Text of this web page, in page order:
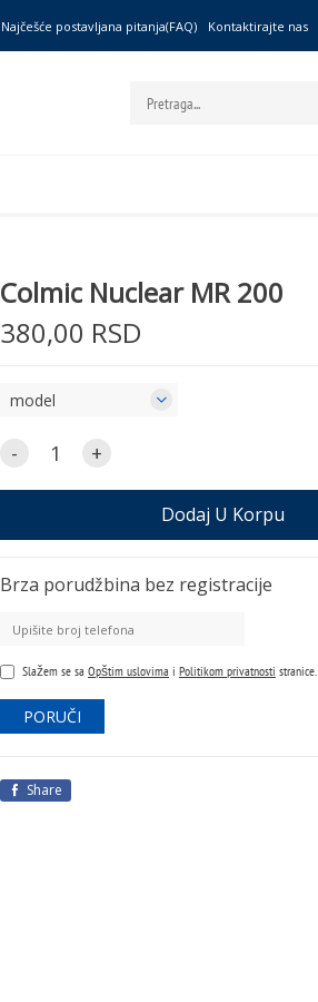
Najčešće postavljana pitanja(FAQ) Kontaktirajte nas
Colmic Nuclear MR 200
380,00 RSD
- +
Dodaj U Korpu
Brza porudžbina bez registracije
Slažem se sa Opštim uslovima i Politikom privatnosti stranice.
Share